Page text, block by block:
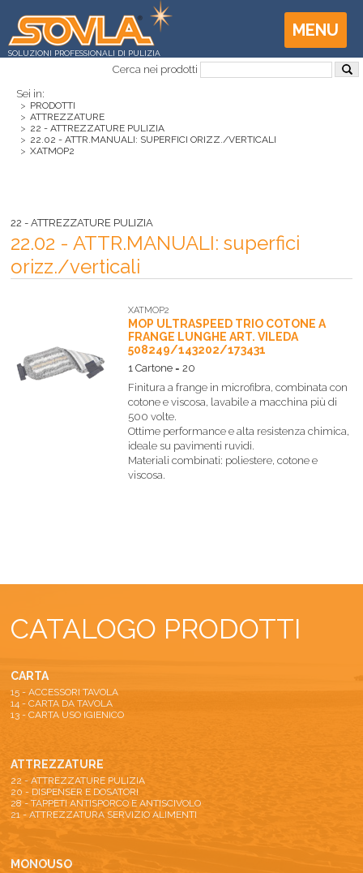
SOLUZIONI PROFESSIONALI DI PULIZIA
MENU
Cerca nei prodotti
Sei in:
> PRODOTTI
> ATTREZZATURE
> 22 - ATTREZZATURE PULIZIA
> 22.02 - ATTR.MANUALI: SUPERFICI ORIZZ./VERTICALI
> XATMOP2
22 - ATTREZZATURE PULIZIA
22.02 - ATTR.MANUALI: superfici
orizz./verticali
XATMOP2
MOP ULTRASPEED TRIO COTONE A
FRANGE LUNGHE ART. VILEDA
508249/143202/173431
1 Cartone = 20
Finitura a frange in microfibra, combinata con
cotone e viscosa, lavabile a macchina più di
500 volte.
Ottime performance e alta resistenza chimica,
ideale su pavimenti ruvidi.
Materiali combinati: poliestere, cotone e
viscosa.
CATALOGO PRODOTTI
CARTA
15 - ACCESSORI TAVOLA
14 - CARTA DA TAVOLA
13 - CARTA USO IGIENICO
ATTREZZATURE
22 - ATTREZZATURE PULIZIA
20 - DISPENSER E DOSATORI
28 - TAPPETI ANTISPORCO E ANTISCIVOLO
21 - ATTREZZATURA SERVIZIO ALIMENTI
MONOUSO